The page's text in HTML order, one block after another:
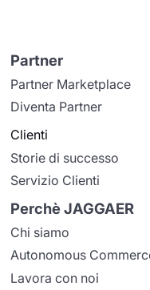
Partner
Partner Marketplace
Diventa Partner
Clienti
Storie di successo
Servizio Clienti
Perchè JAGGAER
Chi siamo
Autonomous
Lavora con noi